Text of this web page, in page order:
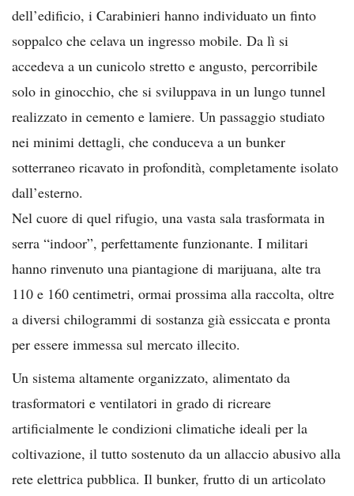
dell’edificio, i Carabinieri hanno individuato un finto
soppalco che celava un ingresso mobile. Da lì si
accedeva a un cunicolo stretto e angusto, percorribile
solo in ginocchio, che si sviluppava in un lungo tunnel
realizzato in cemento e lamiere. Un passaggio studiato
nei minimi dettagli, che conduceva a un bunker
sotterraneo ricavato in profondità, completamente isolato
dall’esterno.
Nel cuore di quel rifugio, una vasta sala trasformata in
serra “indoor”, perfettamente funzionante. I militari
hanno rinvenuto una piantagione di marijuana, alte tra
110 e 160 centimetri, ormai prossima alla raccolta, oltre
a diversi chilogrammi di sostanza già essiccata e pronta
per essere immessa sul mercato illecito.
Un sistema altamente organizzato, alimentato da
trasformatori e ventilatori in grado di ricreare
artificialmente le condizioni climatiche ideali per la
coltivazione, il tutto sostenuto da un allaccio abusivo alla
rete elettrica pubblica. Il bunker, frutto di un articolato